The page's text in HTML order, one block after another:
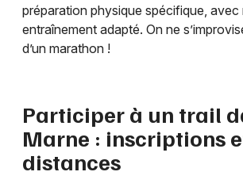
préparation physique spécifique,
entraînement adapté. On ne
d’un marathon !
Participer à un trail
Marne : inscriptions
distances